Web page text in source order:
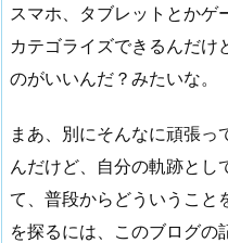
スマホ、タブレットとかゲ
カテゴライズできるんだけ
のがいいんだ？みたいな。
まあ、別にそんなに頑張っ
んだけど、自分の軌跡とし
て、普段からどういうこと
を探るには、このブログの